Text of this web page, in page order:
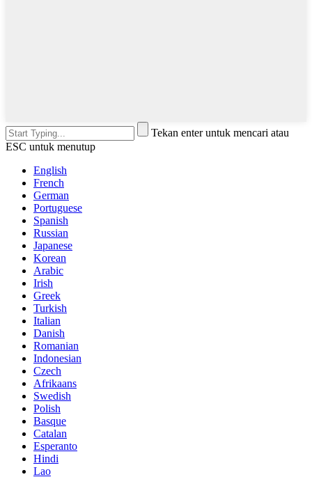
Tekan enter untuk mencari atau
ESC untuk menutup
English
French
German
Portuguese
Spanish
Russian
Japanese
Korean
Arabic
Irish
Greek
Turkish
Italian
Danish
Romanian
Indonesian
Czech
Afrikaans
Swedish
Polish
Basque
Catalan
Esperanto
Hindi
Lao